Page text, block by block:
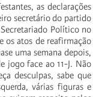
as declarações
secretário do partido
Político no
os atos de reafirmação
uma semana depois,
jogo face ao 11-J. Não
desculpas, sabe que
várias figuras e